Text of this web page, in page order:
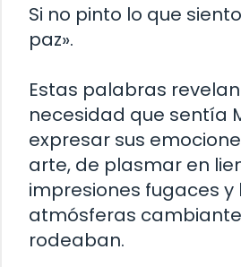
Si no pinto lo que
paz».
Estas palabras
necesidad que sentía
expresar sus
arte, de plasmar en
impresiones fugaces y
atmósferas
rodeaban.